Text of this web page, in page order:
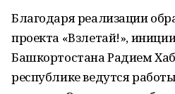
Благодаря реализации
проекта «Взлетай!»,
Башкортостана Радием
республике ведутся